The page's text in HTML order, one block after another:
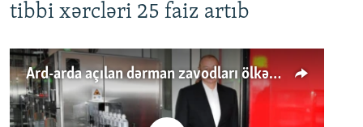
tibbi xərcləri 25 faiz artıb
Ard-arda açılan dərman zavodları ölkənin tələbatını ödəyirmi?